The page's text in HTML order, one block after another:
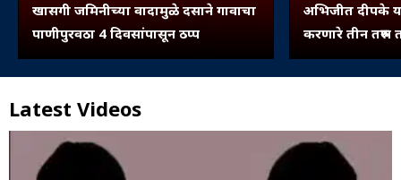
खासगी जमिनीच्या वादामुळे दसाने गावाचा
पाणीपुरवठा 4 दिवसांपासून ठप्प
अभिजीत दीपके
करणारे तीन तरुण
Latest Videos